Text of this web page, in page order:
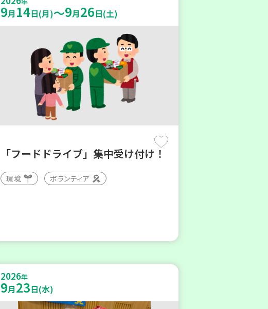
9月 14日(月)～9月26日(土)
「フードドライブ」集中受け付け！
環境 ボランティア
2026年
9月23日(水)